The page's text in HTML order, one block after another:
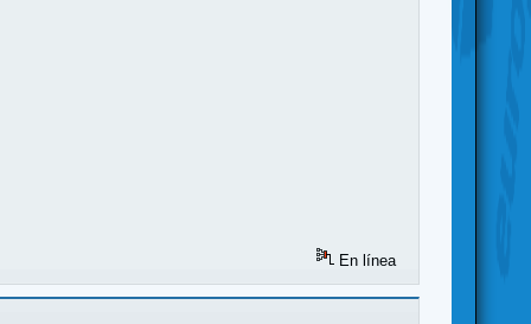
En línea